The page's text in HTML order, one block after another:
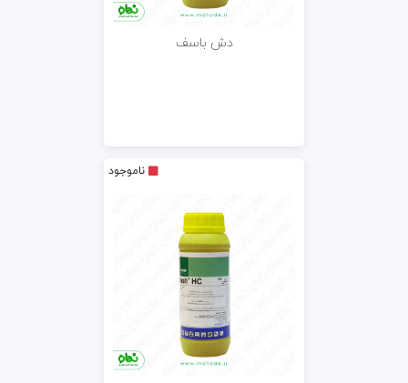
دش باسف
ناموجود